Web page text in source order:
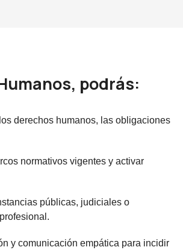
podrás:
derechos humanos, las obligaciones
normativos vigentes y activar
públicas, judiciales o
y comunicación empática para incidir